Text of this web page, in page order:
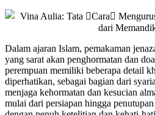
Dalam ajaran Islam, pemakaman
yang sarat akan penghormatan dan
perempuan memiliki beberapa detail
diperhatikan, sebagai bagian dari
menjaga kehormatan dan kesucian
mulai dari persiapan hingga